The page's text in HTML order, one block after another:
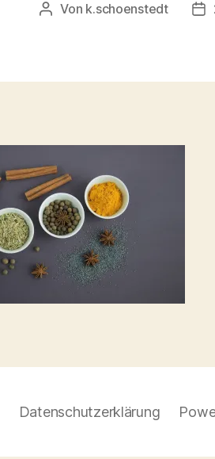
Beitragsautor
Von k.schoenstedt
Datenschutzerklärung